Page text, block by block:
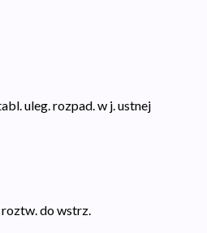
uleg. rozpad. w j. ustnej
do wstrz.